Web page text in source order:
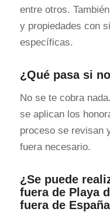
entre otros.
y propiedades con
específicas.
¿Qué pasa si
No se te cobra
se aplican los
proceso se revisan
fuera necesario.
¿Se puede
fuera de Playa
fuera de